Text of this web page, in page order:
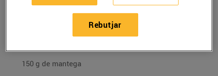
150 g de mantega
Rebutjar